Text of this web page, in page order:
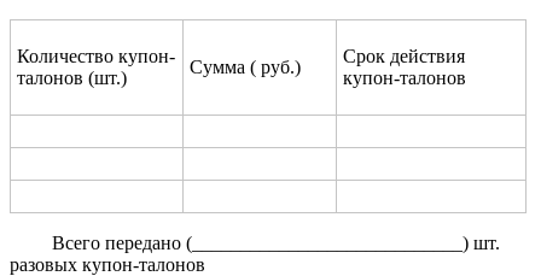
Количество купон-
талонов (шт.)
Сумма ( руб.)
Срок действия
купон-талонов
Всего передано (____________________________) шт.
разовых купон-талонов